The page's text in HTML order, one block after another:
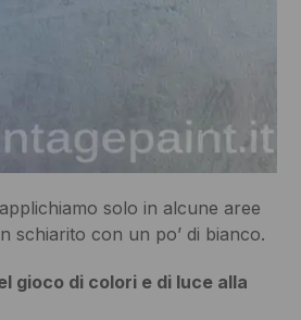
applichiamo solo in alcune aree
schiarito con un po’ di bianco.
gioco di colori e di luce alla